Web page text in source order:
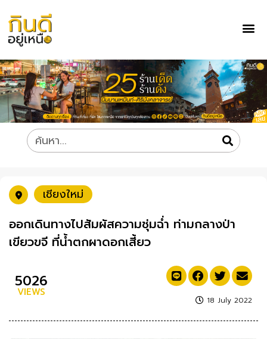
เชียงใหม่
ออกเดินทางไปสัมผัสความชุ่มฉ่ำ ท่ามกลางป่า
เขียวขจี ที่น้ำตกผาดอกเสี้ยว
5026
VIEWS
18 July 2022